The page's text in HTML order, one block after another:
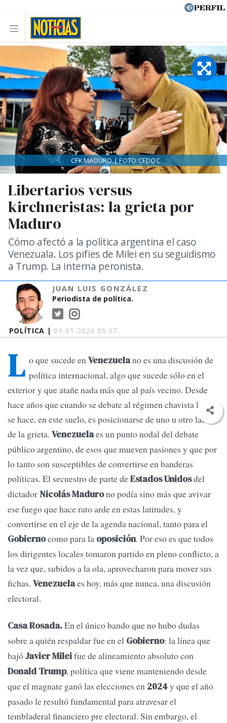
POLÍTICA | 09-01-2026 05:37
Libertarios versus
kirchneristas: la grieta por
Maduro
Cómo afectó a la política argentina el caso
Venezuala. Los pifies de Milei en su seguidismo
a Trump. La interna peronista.
JUAN LUIS GONZÁLEZ
Periodista de política.
CFK MADURO | FOTO:CEDOC
L o que sucede enVenezuelano es una discusión de
política internacional, algo que sucede sólo en el
exterior y que atañe nada más que al país vecino. Desde
hace años que cuando se debate al régimen chavista lo que
se hace, en este suelo, es posicionarse de uno u otro lado
de la grieta. Venezuelaes un punto nodal del debate
público argentino, de esos que mueven pasiones y que por
lo tanto son susceptibles de convertirse en banderas
políticas. El secuestro de parte deEstados Unidosdel
dictadorNicolás Madurono podía sino más que avivar
ese fuego que hace rato arde en estas latitudes, y
convertirse en el eje de la agenda nacional, tanto para el
Gobiernocomo para la oposición. Por eso es que todos
los dirigentes locales tomaron partido en pleno conflicto, a
la vez que, subidos a la ola, aprovecharon para mover sus
fichas. Venezuelaes hoy, más que nunca, una discusión
electoral.
Casa Rosada.En el único bando que no hubo dudas
sobre a quién respaldar fue en el Gobierno: la línea que
bajóJavier Mileifue de alineamiento absoluto con
Donald Trump, política que viene manteniendo desde
que el magnate ganó las elecciones en 2024y que el año
pasado le resultó fundamental para atravesar el
tembladeral financiero pre electoral. Sin embargo, el